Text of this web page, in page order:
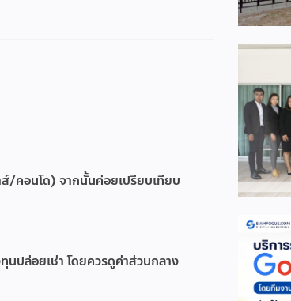
ส์/คอนโด) จากนั้นค่อยเปรียบเทียบ
นปล่อยเช่า โดยควรดูค่าส่วนกลาง